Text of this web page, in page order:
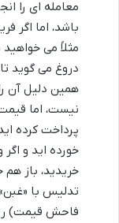
معامله ای را
باشد، اما اگر
مثلاً می
دروغ می گوید
همین دلیل آن
نیست، اما
پرداخت کرده
خورده اید و
خریدید، باز
تدلیس با
فاحش قیمت) رخ